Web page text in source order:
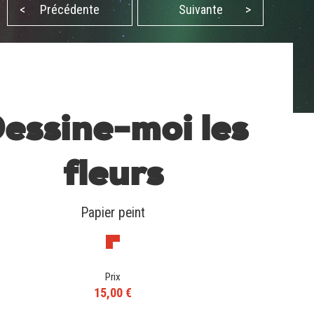
< Précédente Suivante >
moi les
fleurs
Papier peint
Prix
15,00 €